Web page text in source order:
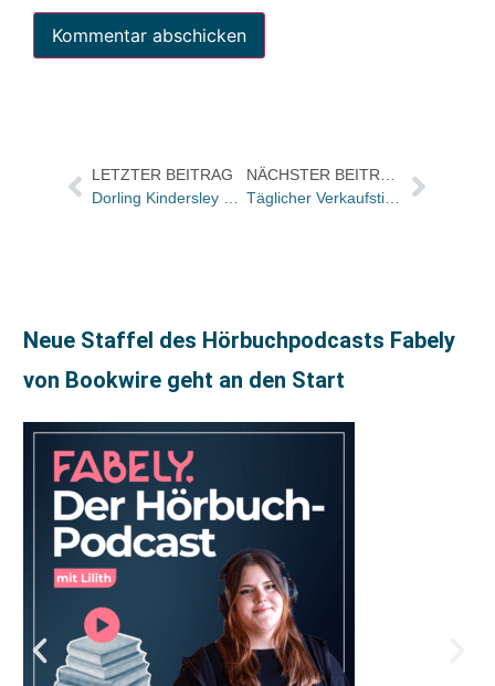
LETZTER BEITRAG
Neue Staffel des Hörbuchpodcasts Fabely
von Bookwire geht an den Start